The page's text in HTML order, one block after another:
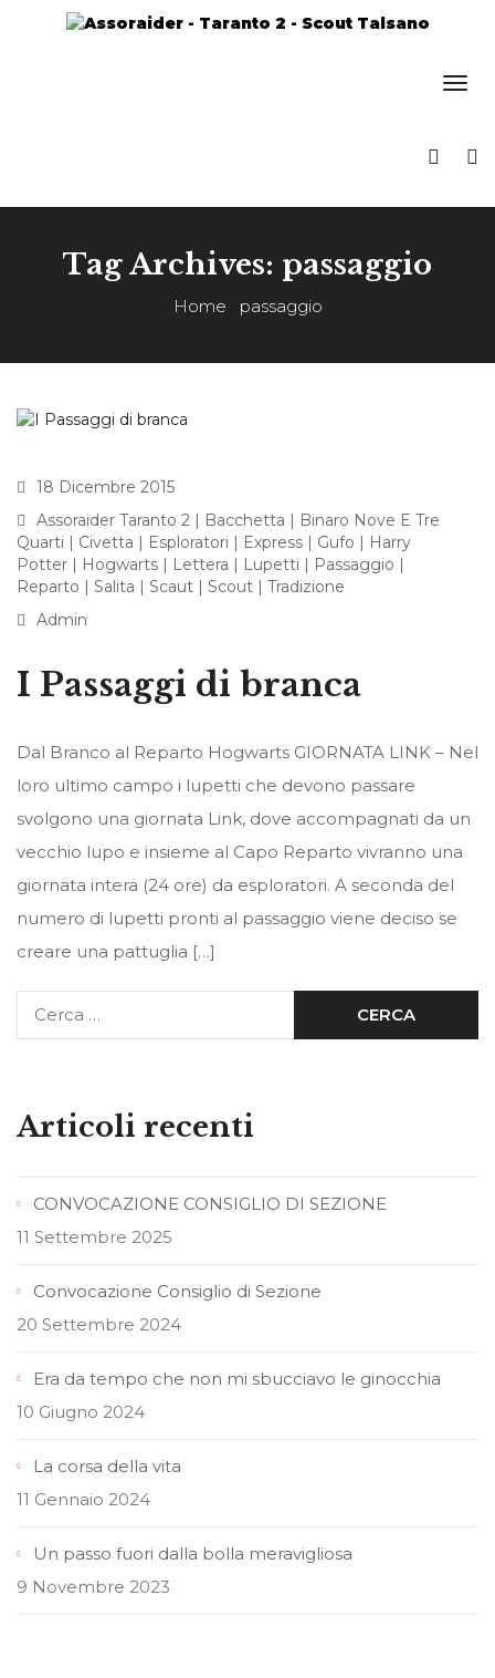
Tag Archives: passaggio
Home passaggio
18 Dicembre 2015
Assoraider Taranto 2 | Bacchetta | Binaro Nove E Tre
Quarti | Civetta | Esploratori | Express | Gufo | Harry
Potter | Hogwarts | Lettera | Lupetti | Passaggio |
Reparto | Salita | Scaut | Scout | Tradizione
Admin
I Passaggi di branca
Dal Branco al Reparto Hogwarts GIORNATA LINK – Nel
loro ultimo campo i lupetti che devono passare
svolgono una giornata Link, dove accompagnati da un
vecchio lupo e insieme al Capo Reparto vivranno una
giornata intera (24 ore) da esploratori. A seconda del
numero di lupetti pronti al passaggio viene deciso se
creare una pattuglia […]
Articoli recenti
CONVOCAZIONE CONSIGLIO DI SEZIONE
11 Settembre 2025
Convocazione Consiglio di Sezione
20 Settembre 2024
Era da tempo che non mi sbucciavo le ginocchia
10 Giugno 2024
La corsa della vita
11 Gennaio 2024
Un passo fuori dalla bolla meravigliosa
9 Novembre 2023